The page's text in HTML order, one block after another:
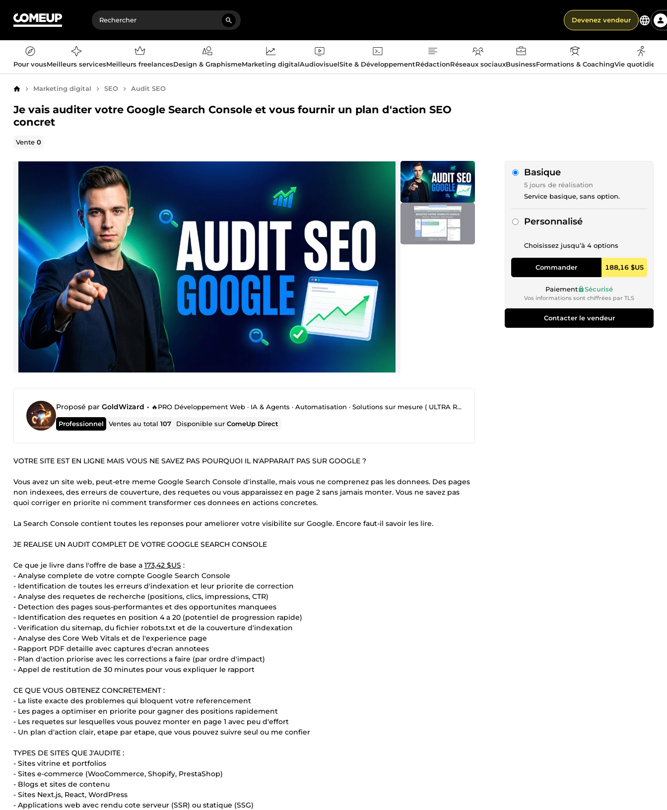
Devenez vendeur
Pour vousMeilleurs servicesMeilleurs freelancesDesign & GraphismeMarketing digitalAudiovisuelSite & DéveloppementRédactionRéseaux sociauxBusinessFormations & CoachingVie
AccueilMarketing digital SEO Audit SEO
Je vais auditer votre Google Search Console et vous fournir un plan d'action SEO
concret
Vente0
Proposé par GoldWizard • 🔥PRO Développement Web · IA & Agents · Automatisation · Solutions sur mesure ( ULTRA RÉACTIF )
Professionnel Ventes au total107 Disponible surComeUp Direct
VOTRE SITE EST EN LIGNE MAIS VOUS NE SAVEZ PAS POURQUOI IL N'APPARAIT PAS SUR GOOGLE ?
Vous avez un site web, peut-etre meme Google Search Console d'installe, mais vous ne comprenez pas les donnees. Des pages
non indexees, des erreurs de couverture, des requetes ou vous apparaissez en page 2 sans jamais monter. Vous ne savez pas
quoi corriger en priorite ni comment transformer ces donnees en actions concretes.
La Search Console contient toutes les reponses pour ameliorer votre visibilite sur Google. Encore faut-il savoir les lire.
JE REALISE UN AUDIT COMPLET DE VOTRE GOOGLE SEARCH CONSOLE
Ce que je livre dans l'offre de base a 173,42 $US :
- Analyse complete de votre compte Google Search Console
- Identification de toutes les erreurs d'indexation et leur priorite de correction
- Analyse des requetes de recherche (positions, clics, impressions, CTR)
- Detection des pages sous-performantes et des opportunites manquees
- Identification des requetes en position 4 a 20 (potentiel de progression rapide)
- Verification du sitemap, du fichier robots.txt et de la couverture d'indexation
- Analyse des Core Web Vitals et de l'experience page
- Rapport PDF detaille avec captures d'ecran annotees
- Plan d'action priorise avec les corrections a faire (par ordre d'impact)
- Appel de restitution de 30 minutes pour vous expliquer le rapport
CE QUE VOUS OBTENEZ CONCRETEMENT :
- La liste exacte des problemes qui bloquent votre referencement
- Les pages a optimiser en priorite pour gagner des positions rapidement
- Les requetes sur lesquelles vous pouvez monter en page 1 avec peu d'effort
- Un plan d'action clair, etape par etape, que vous pouvez suivre seul ou me confier
TYPES DE SITES QUE J'AUDITE :
- Sites vitrine et portfolios
- Sites e-commerce (WooCommerce, Shopify, PrestaShop)
- Blogs et sites de contenu
- Sites Next.js, React, WordPress
- Applications web avec rendu cote serveur (SSR) ou statique (SSG)
Basique
5 jours de réalisation
Service basique, sans option.
Personnalisé
Choisissez jusqu’à 4 options
Commander 188,16 $US
Paiement Sécurisé
Vos informations sont chiffrées par TLS
Contacter le vendeur